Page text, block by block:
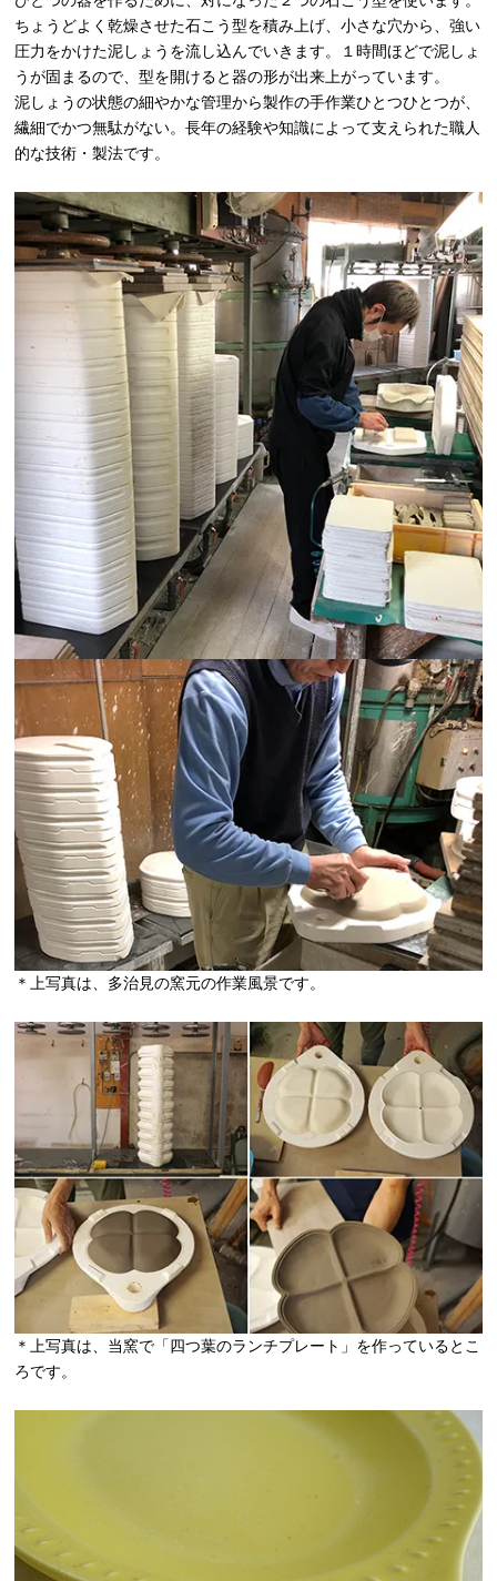
ちょうどよく乾燥させた石こう型を積み上げ、小さな穴から、強い
圧力をかけた泥しょうを流し込んでいきます。１時間ほどで泥しょ
うが固まるので、型を開けると器の形が出来上がっています。
泥しょうの状態の細やかな管理から製作の手作業ひとつひとつが、
繊細でかつ無駄がない。長年の経験や知識によって支えられた職人
的な技術・製法です。
＊上写真は、多治見の窯元の作業風景です。
＊上写真は、当窯で「四つ葉のランチプレート」を作っているとこ
ろです。